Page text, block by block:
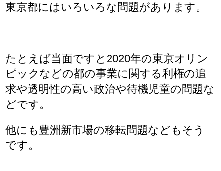
東京都にはいろいろな問題があります。
たとえば当面ですと2020年の東京オリン
ピックなどの都の事業に関する利権の追
求や透明性の高い政治や待機児童の問題な
どです。
他にも豊洲新市場の移転問題などもそう
です。